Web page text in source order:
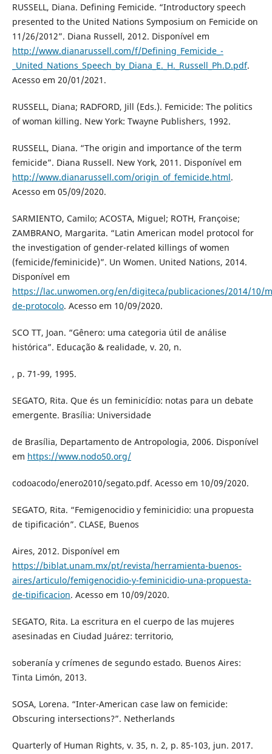
RUSSELL, Diana. Defining Femicide. “Introductory speech
presented to the United Nations Symposium on Femicide on
11/26/2012”. Diana Russell, 2012. Disponível em
http://www.dianarussell.com/f/Defining_Femicide_-
_United_Nations_Speech_by_Diana_E._H._Russell_Ph.D.pdf.
Acesso em 20/01/2021.
RUSSELL, Diana; RADFORD, Jill (Eds.). Femicide: The politics
of woman killing. New York: Twayne Publishers, 1992.
RUSSELL, Diana. “The origin and importance of the term
femicide”. Diana Russell. New York, 2011. Disponível em
http://www.dianarussell.com/origin_of_femicide.html.
Acesso em 05/09/2020.
SARMIENTO, Camilo; ACOSTA, Miguel; ROTH, Françoise;
ZAMBRANO, Margarita. “Latin American model protocol for
the investigation of gender-related killings of women
(femicide/feminicide)”. Un Women. United Nations, 2014.
Disponível em
https://lac.unwomen.org/en/digiteca/publicaciones/2014/10/
de-protocolo. Acesso em 10/09/2020.
SCO TT, Joan. “Gênero: uma categoria útil de análise
histórica”. Educação & realidade, v. 20, n.
, p. 71-99, 1995.
SEGATO, Rita. Que és un feminicídio: notas para un debate
emergente. Brasília: Universidade
de Brasília, Departamento de Antropologia, 2006. Disponível
em https://www.nodo50.org/
codoacodo/enero2010/segato.pdf. Acesso em 10/09/2020.
SEGATO, Rita. “Femigenocidio y feminicidio: una propuesta
de tipificación”. CLASE, Buenos
Aires, 2012. Disponível em
https://biblat.unam.mx/pt/revista/herramienta-buenos-
aires/articulo/femigenocidio-y-feminicidio-una-propuesta-
de-tipificacion. Acesso em 10/09/2020.
SEGATO, Rita. La escritura en el cuerpo de las mujeres
asesinadas en Ciudad Juárez: territorio,
soberanía y crímenes de segundo estado. Buenos Aires:
Tinta Limón, 2013.
SOSA, Lorena. “Inter-American case law on femicide:
Obscuring intersections?”. Netherlands
Quarterly of Human Rights, v. 35, n. 2, p. 85-103, jun. 2017.